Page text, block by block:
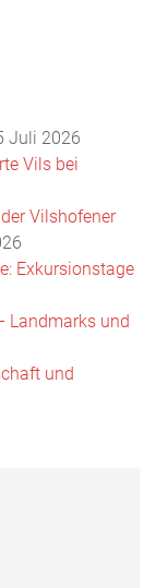
Juli 2026
Vils bei
Vilshofener
Exkursionstage
Landmarks und
und